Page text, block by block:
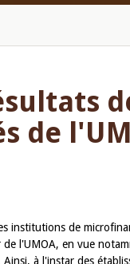
de
institutions de
l'UMOA, en vue
à l'instar des